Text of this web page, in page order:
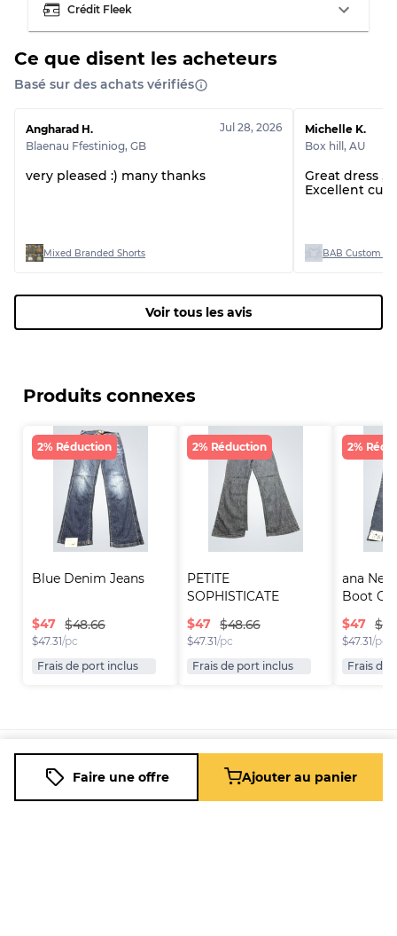
Faire une offre Ajouter au panier
Qualité AB
70% A, 30% B
Qualité BC
60% B, 40% C
Qualité ABC
30% A, 40% B, 30% C
Crédit Fleek
Ce que disent les acheteurs
Basé sur des achats vérifiés
Angharad H.
Blaenau Ffestiniog, GB
Jul 28, 2026
very pleased :) many thanks
Mixed Branded Shorts
Michelle K.
Box hill , AU
Great dress ,
Excellent
BAB Custom
Voir tous les avis
Produits connexes
2% Réduction
Blue Denim Jeans
$47 $48.66
$47.31/pc
Frais de port inclus
2% Réduction
PETITE
SOPHISTICATE
Women's Flared ..
$47 $48.66
$47.31/pc
Frais de port inclus
2%
ana
Boot
$47
$47.31/pc
Frais de
Plateforme
Entreprise